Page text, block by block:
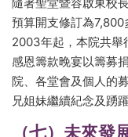
預算開支修訂為
2003年起，本院共舉
感恩籌款晚宴以籌募
院、各堂會及個人的
兄姐妹繼續紀念及踴躍
（七）未來發